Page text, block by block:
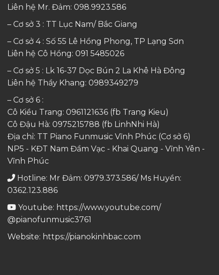
Liên hệ Mr. Đảm: 098.9923.586
– Cơ sở 3 : TT Lục Nam/ Bắc Giang
– Cơ sở 4 : Số 55 Lê Hồng Phong, TP Lạng Sơn
Liên hệ Cô Hồng: 091 5485026
– Cơ sở 5 : Lk 16-37 Dọc Bún 2 La Khê Hà Đông
Liên hệ Thầy Khang: 0989349279
– Cơ sở 6 :
Cô Kiều Trang: 0961121636 (fb Trang Kieu)
Cô Đậu Hà: 0975215788 (fb LinhNhi Hà)
Địa chỉ: TT Piano Funmusic Vĩnh Phúc (Cơ sở 6)
NP5 - KĐT Nam Đầm Vạc - Khai Quang - Vĩnh Yên -
Vĩnh Phúc
Hotline: Mr Đảm: 0979.373.586/ Ms Huyền:
0362.123.886
Youtube: https://www.youtube.com/
@pianofunmusic3761
Website: https://pianokinhbac.com